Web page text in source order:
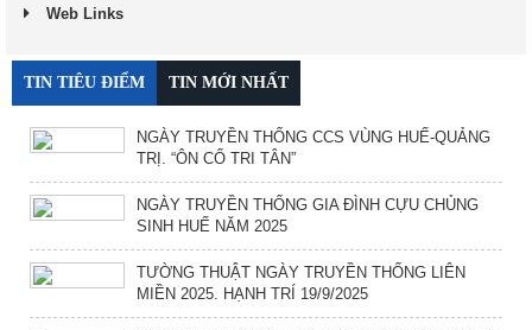
Web Links
TIN TIÊU ĐIỂM TIN MỚI NHẤT
NGÀY TRUYỀN THỐNG CCS VÙNG HUẾ-QUẢNG
TRỊ. “ÔN CỐ TRI TÂN”
NGÀY TRUYỀN THỐNG GIA ĐÌNH CỰU CHỦNG
SINH HUẾ NĂM 2025
TƯỜNG THUẬT NGÀY TRUYỀN THỐNG LIÊN
MIỀN 2025. HẠNH TRÍ 19/9/2025